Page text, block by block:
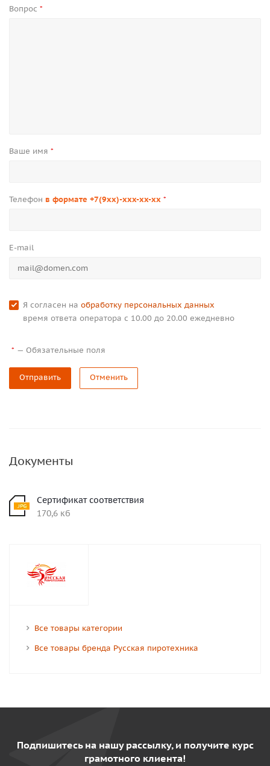
Вопрос *
Ваше имя *
Телефон в формате +7(9xx)-xxx-xx-xx *
E-mail
Я согласен на обработку персональных данных
время ответа оператора с 10.00 до 20.00 ежедневно
* — Обязательные поля
Отправить Отменить
Документы
Сертификат соответствия
170,6 кб
Все товары категории
Все товары бренда Русская пиротехника
Подпишитесь на нашу рассылку, и получите курс
грамотного клиента!